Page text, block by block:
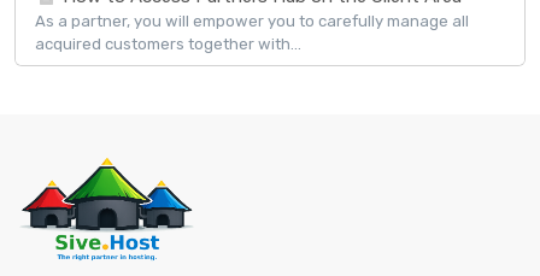
As a partner, you will empower you to carefully manage all
acquired customers together with...